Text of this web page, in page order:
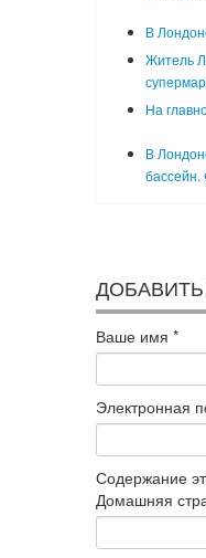
В
Житель
На
В
бассейн.
Ваше имя *
Электронная
Содержание
Домашняя